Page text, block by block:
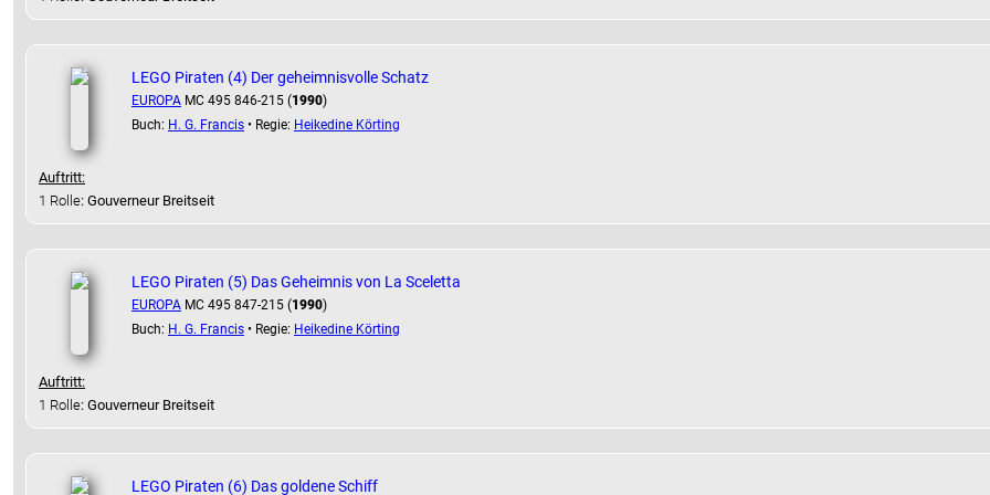
LEGO Piraten (4) Der geheimnisvolle Schatz
EUROPA MC 495 846-215 (1990)
Buch: H. G. Francis • Regie: Heikedine Körting
Auftritt:
1 Rolle: Gouverneur Breitseit
LEGO Piraten (5) Das Geheimnis von La Sceletta
EUROPA MC 495 847-215 (1990)
Buch: H. G. Francis • Regie: Heikedine Körting
Auftritt:
1 Rolle: Gouverneur Breitseit
LEGO Piraten (6) Das goldene Schiff